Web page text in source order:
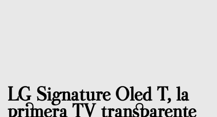
LG Signature Oled T, la
primera TV transparente